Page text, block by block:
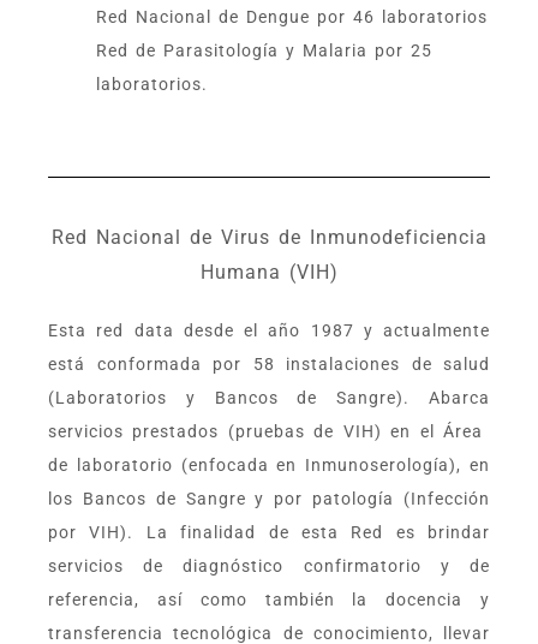
Red Nacional de Dengue por 46 laboratorios
Red de Parasitología y Malaria por 25
laboratorios.
Red Nacional de Virus de Inmunodeficiencia
Humana (VIH)
Esta red data desde el año 1987 y actualmente
está conformada por 58 instalaciones de salud
(Laboratorios y Bancos de Sangre). Abarca
servicios prestados (pruebas de VIH) en el Área
de laboratorio (enfocada en Inmunoserología), en
los Bancos de Sangre y por patología (Infección
por VIH). La finalidad de esta Red es brindar
servicios de diagnóstico confirmatorio y de
referencia, así como también la docencia y
transferencia tecnológica de conocimiento, llevar